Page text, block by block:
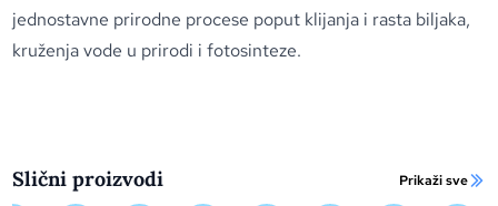
jednostavne prirodne procese poput klijanja i rasta biljaka,
kruženja vode u prirodi i fotosinteze.
Slični proizvodi Prikaži sve